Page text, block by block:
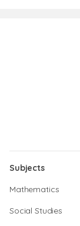
Subjects
Mathematics
Social Studies